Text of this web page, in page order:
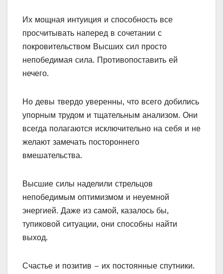
Их мощная интуиция и способность все
просчитывать наперед в сочетании с
покровительством Высших сил просто
непобедимая сила. Противопоставить ей
нечего.
Но девы твердо уверенны, что всего добились
упорным трудом и тщательным анализом. Они
всегда полагаются исключительно на себя и не
желают замечать постороннего
вмешательства.
Высшие силы наделили стрельцов
непобедимым оптимизмом и неуемной
энергией. Даже из самой, казалось бы,
тупиковой ситуации, они способны найти
выход.
Счастье и позитив – их постоянные спутники.